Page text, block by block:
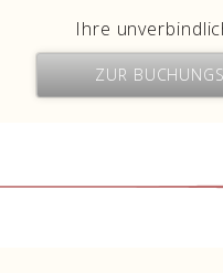
Ihre
ZUR